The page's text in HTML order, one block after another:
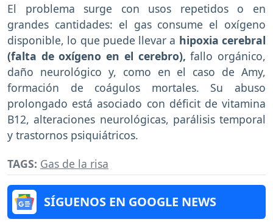
El problema surge con usos repetidos o en
grandes cantidades: el gas consume el oxígeno
disponible, lo que puede llevar a hipoxia cerebral
(falta de oxígeno en el cerebro),fallo orgánico,
daño neurológico y, como en el caso de Amy,
formación de coágulos mortales. Su abuso
prolongado está asociado con déficit de vitamina
B12, alteraciones neurológicas, parálisis temporal
y trastornos psiquiátricos.
TAGS: Gas de la risa
SÍGUENOS EN GOOGLE NEWS